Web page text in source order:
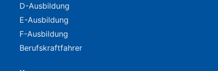
D-Ausbildung
E-Ausbildung
F-Ausbildung
Berufskraftfahrer